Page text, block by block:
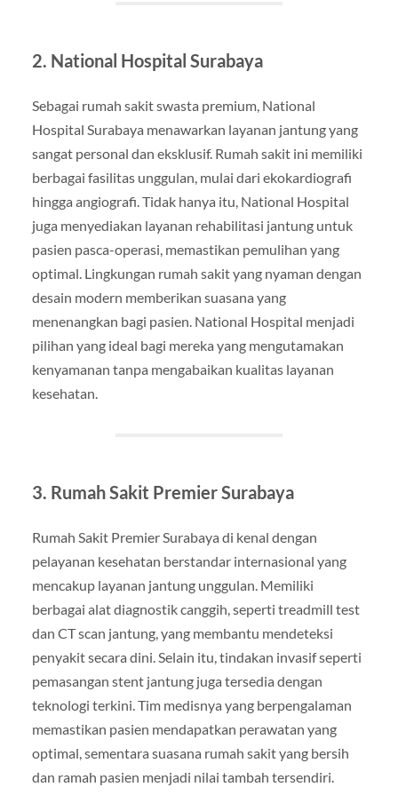
2. National Hospital Surabaya
Sebagai rumah sakit swasta premium, National
Hospital Surabaya menawarkan layanan jantung yang
sangat personal dan eksklusif. Rumah sakit ini memiliki
berbagai fasilitas unggulan, mulai dari ekokardiografi
hingga angiografi. Tidak hanya itu, National Hospital
juga menyediakan layanan rehabilitasi jantung untuk
pasien pasca-operasi, memastikan pemulihan yang
optimal. Lingkungan rumah sakit yang nyaman dengan
desain modern memberikan suasana yang
menenangkan bagi pasien. National Hospital menjadi
pilihan yang ideal bagi mereka yang mengutamakan
kenyamanan tanpa mengabaikan kualitas layanan
kesehatan.
3. Rumah Sakit Premier Surabaya
Rumah Sakit Premier Surabaya di kenal dengan
pelayanan kesehatan berstandar internasional yang
mencakup layanan jantung unggulan. Memiliki
berbagai alat diagnostik canggih, seperti treadmill test
dan CT scan jantung, yang membantu mendeteksi
penyakit secara dini. Selain itu, tindakan invasif seperti
pemasangan stent jantung juga tersedia dengan
teknologi terkini. Tim medisnya yang berpengalaman
memastikan pasien mendapatkan perawatan yang
optimal, sementara suasana rumah sakit yang bersih
dan ramah pasien menjadi nilai tambah tersendiri.